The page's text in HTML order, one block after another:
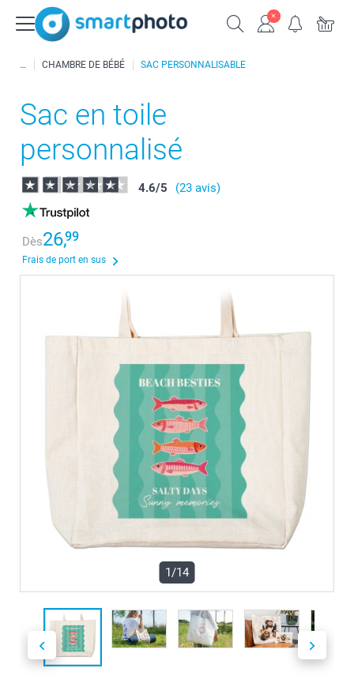
CHAMBRE DE BÉBÉ SAC PERSONNALISABLE
Sac en toile
personnalisé
4.6/5 (23 avis)
Dès26,99
Frais de port en sus
1/14